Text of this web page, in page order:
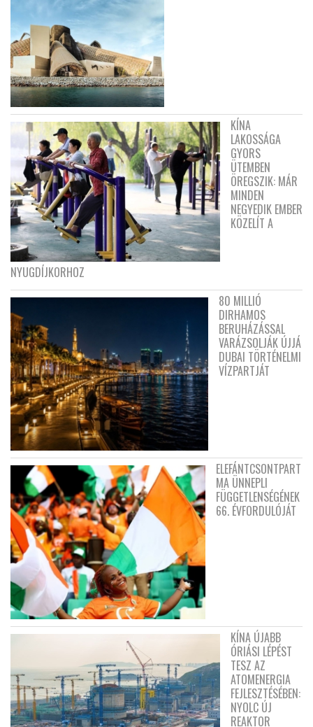
KÍNA
LAKOSSÁGA
GYORS
ÜTEMBEN
ÖREGSZIK: MÁR
MINDEN
NEGYEDIK EMBER
KÖZELÍT A
NYUGDÍJKORHOZ
80 MILLIÓ
DIRHAMOS
BERUHÁZÁSSAL
VARÁZSOLJÁK ÚJJÁ
DUBAI TÖRTÉNELMI
VÍZPARTJÁT
ELEFÁNTCSONTPART
MA ÜNNEPLI
FÜGGETLENSÉGÉNEK
66. ÉVFORDULÓJÁT
KÍNA ÚJABB
ÓRIÁSI LÉPÉST
TESZ AZ
ATOMENERGIA
FEJLESZTÉSÉBEN:
NYOLC ÚJ
REAKTOR